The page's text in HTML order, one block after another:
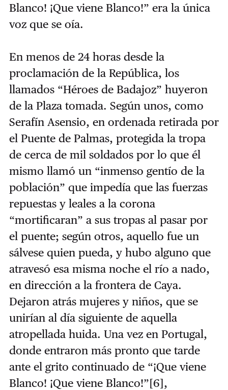
Blanco! ¡Que viene Blanco!” era la única
voz que se oía.
En menos de 24 horas desde la
proclamación de la República, los
llamados “Héroes de Badajoz” huyeron
de la Plaza tomada. Según unos, como
Serafín Asensio, en ordenada retirada por
el Puente de Palmas, protegida la tropa
de cerca de mil soldados por lo que él
mismo llamó un “inmenso gentío de la
población” que impedía que las fuerzas
repuestas y leales a la corona
“mortificaran” a sus tropas al pasar por
el puente; según otros, aquello fue un
sálvese quien pueda, y hubo alguno que
atravesó esa misma noche el río a nado,
en dirección a la frontera de Caya.
Dejaron atrás mujeres y niños, que se
unirían al día siguiente de aquella
atropellada huida. Una vez en Portugal,
donde entraron más pronto que tarde
ante el grito continuado de “¡Que viene
Blanco! ¡Que viene Blanco!”[6],